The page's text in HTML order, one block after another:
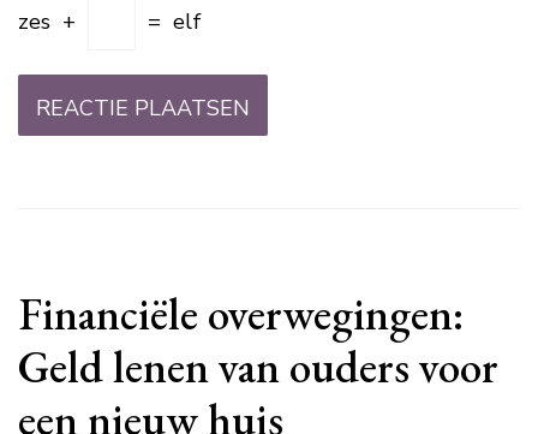
zes + = elf
Financiële overwegingen:
Geld lenen van ouders voor
een nieuw huis